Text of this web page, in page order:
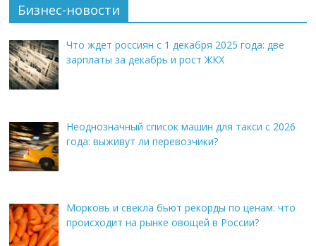
Бизнес-новости
Что ждет россиян с 1 декабря 2025 года: две
зарплаты за декабрь и рост ЖКХ
Неоднозначный список машин для такси с 2026
года: выживут ли перевозчики?
Морковь и свекла бьют рекорды по ценам: что
происходит на рынке овощей в России?